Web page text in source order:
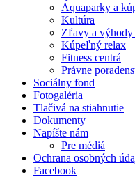
Aquaparky a
Kultúra
Zľavy a výhody
Kúpeľný relax
Fitness centrá
Právne
Sociálny fond
Fotogaléria
Tlačivá na stiahnutie
Dokumenty
Napíšte nám
Pre médiá
Ochrana osobných
Facebook